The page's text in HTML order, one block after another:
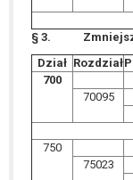
§ 3. Zmniejsza
Dział Rozdział
700
70095
750
75023